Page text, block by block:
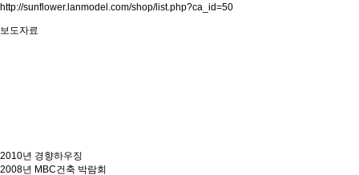
http://sunflower.lanmodel.com/shop/list.php?ca_id=50
보도자료
2010년 경향하우징
2008년 MBC건축 박람회